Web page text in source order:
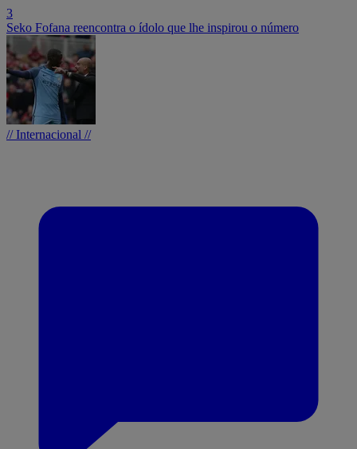
3
Seko Fofana reencontra o ídolo que lhe inspirou o número
// Internacional //